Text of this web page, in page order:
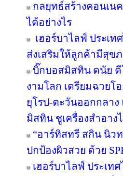
กลยุทธ์สร้างคอนเน
ได้อย่างไร
เฮอร์บาไลฟ์ ประเ
ส่งเสริมให้ลูกค้ามีสุข
บิ๊กบอสมิสทิน ดนัย ดี
งามโลก เตรียมฉวยโ
ยุโรป-ตะวันออกกลา
มิสทิน ชูเครื่องสำอาง
“อาร์ทิสทรี สกิน นิว
ปกป้องผิวสวย ด้วย
เฮอร์บาไลฟ์ ประเท